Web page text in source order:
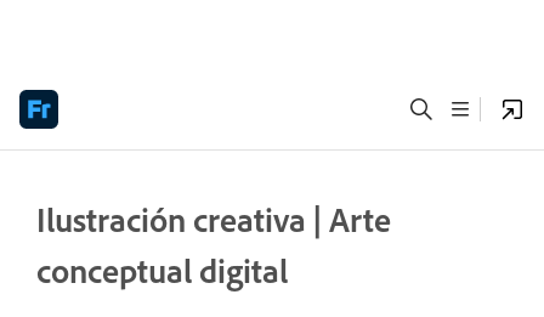
Ilustración creativa | Arte
conceptual digital